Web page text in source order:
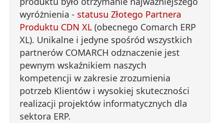
wyróżnienia - statusu Złotego Partnera
Produktu CDN XL (obecnego Comarch ERP
XL). Unikalne i jedyne spośród wszystkich
partnerów COMARCH odznaczenie jest
pewnym wskaźnikiem naszych
kompetencji w zakresie zrozumienia
potrzeb Klientów i wysokiej skuteczności
realizacji projektów informatycznych dla
sektora ERP.